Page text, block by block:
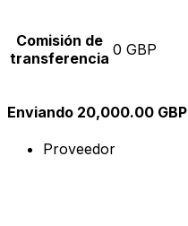
Comisión de
transferencia 0 GBP
Enviando 20,000.00 GBP
Proveedor